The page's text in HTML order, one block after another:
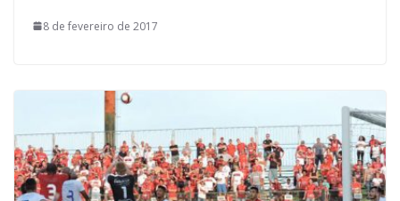
8 de fevereiro de 2017